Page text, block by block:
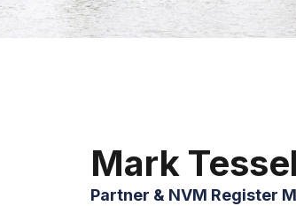
Mark
Partner & NVM Register